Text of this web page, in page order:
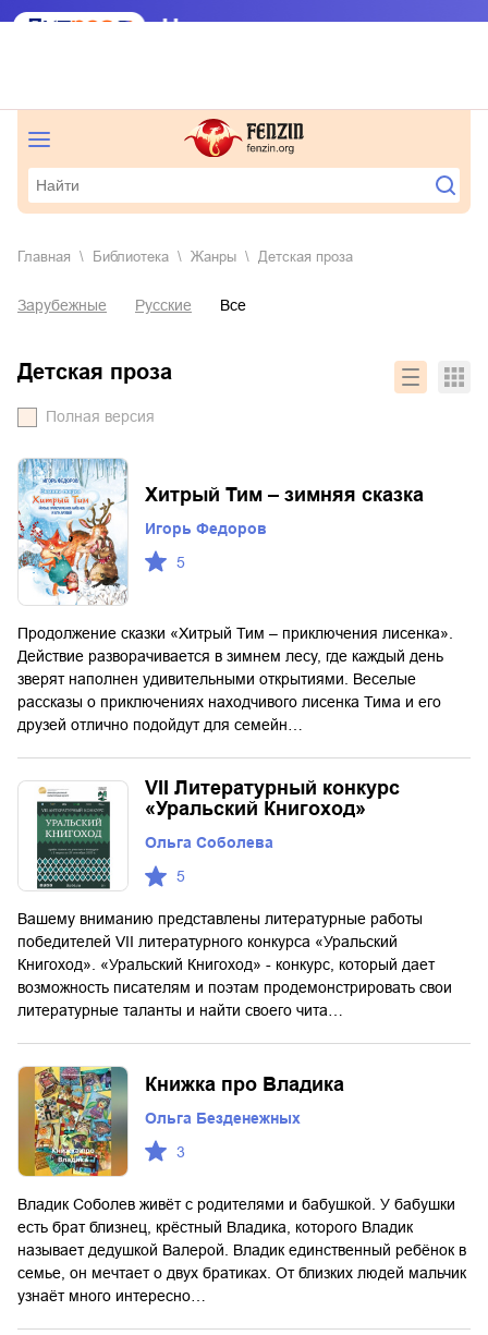
Главная Библиотека Жанры детская проза
Зарубежные Русские Все
детская проза
Полная версия
Хитрый Тим – зимняя сказка
Игорь Федоров
5
Продолжение сказки «Хитрый Тим – приключения лисенка».
Действие разворачивается в зимнем лесу, где каждый день
зверят наполнен удивительными открытиями. Веселые
рассказы о приключениях находчивого лисенка Тима и его
друзей отлично подойдут для семейн…
VII Литературный конкурс
«Уральский Книгоход»
Ольга Соболева
5
Вашему вниманию представлены литературные работы
победителей VII литературного конкурса «Уральский
Книгоход». «Уральский Книгоход» - конкурс, который дает
возможность писателям и поэтам продемонстрировать свои
литературные таланты и найти своего чита…
Книжка про Владика
Ольга Безденежных
3
Владик Соболев живёт с родителями и бабушкой. У бабушки
есть брат близнец, крёстный Владика, которого Владик
называет дедушкой Валерой. Владик единственный ребёнок в
семье, он мечтает о двух братиках. От близких людей мальчик
узнаёт много интересно…